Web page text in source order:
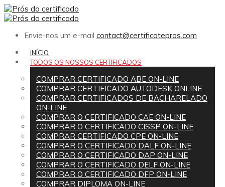
Envie-nos um e-mail contact@certificatepros.com
INÍCIO
TODOS OS NOSSOS CERTIFICADOS
COMPRAR CERTIFICADO ABE ON-LINE
COMPRAR CERTIFICADO AUTODESK ONLINE
COMPRAR CERTIFICADOS DE BACHARELADO
ON-LINE
COMPRAR O CERTIFICADO CAE ON-LINE
COMPRAR O CERTIFICADO CISSP ON-LINE
COMPRAR CERTIFICADO CPE ON-LINE
COMPRAR O CERTIFICADO DALF ON-LINE
COMPRAR O CERTIFICADO DAP ON-LINE
COMPRAR O CERTIFICADO DELF ON-LINE
COMPRAR O CERTIFICADO DFP ON-LINE
COMPRAR DIPLOMA ON-LINE